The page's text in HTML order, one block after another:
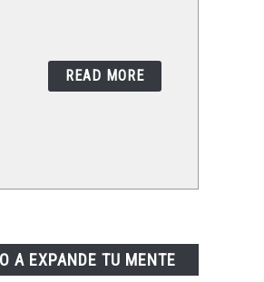
READ MORE
A EXPANDE TU MENTE